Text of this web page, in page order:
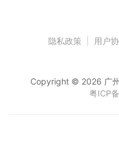
隐私政策 用户
Copyright © 2026 广
粤ICP